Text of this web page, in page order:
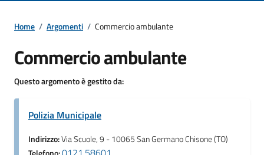
Home / Argomenti / Commercio ambulante
Commercio ambulante
Questo argomento è gestito da:
Polizia Municipale
Indirizzo:Via Scuole, 9 - 10065 San Germano Chisone (TO)